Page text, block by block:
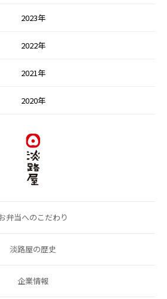
2023年
2022年
2021年
2020年
弁当へのこだわり
淡路屋の歴史
企業情報